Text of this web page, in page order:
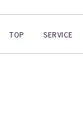
TOP SERVICE